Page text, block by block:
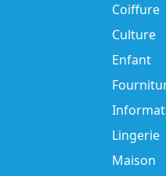
Coiffure
Culture
Enfant
Lingerie
Maison